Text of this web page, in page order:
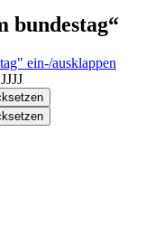
bundestag“
ein-/ausklappen